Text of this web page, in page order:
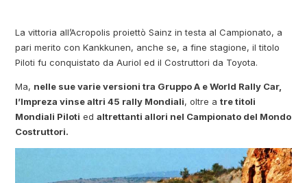
La vittoria all’Acropolis proiettò Sainz in testa al Campionato, a
pari merito con Kankkunen, anche se, a fine stagione, il titolo
Piloti fu conquistato da Auriol ed il Costruttori da Toyota.
Ma, nelle sue varie versioni tra Gruppo A e World Rally Car,
l’Impreza vinse altri 45 rally Mondiali, oltre atre titoli
Mondiali Piloti edaltrettanti allori nel Campionato del Mondo
Costruttori.